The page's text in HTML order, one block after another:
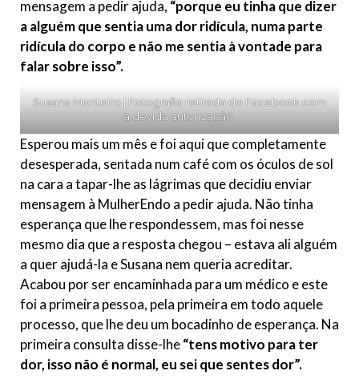
mensagem a pedir ajuda, “porque eu tinha que dizer
a alguém que sentia uma dor ridícula, numa parte
ridícula do corpo e não me sentia à vontade para
falar sobre isso”.
Susana Monteiro | Fotografia retirada do Facebook com
a devida autorização.
Esperou mais um mês e foi aqui que completamente
desesperada, sentada num café com os óculos de sol
na cara a tapar-lhe as lágrimas que decidiu enviar
mensagem à MulherEndo a pedir ajuda. Não tinha
esperança que lhe respondessem, mas foi nesse
mesmo dia que a resposta chegou – estava ali alguém
a quer ajudá-la e Susana nem queria acreditar.
Acabou por ser encaminhada para um médico e este
foi a primeira pessoa, pela primeira em todo aquele
processo, que lhe deu um bocadinho de esperança. Na
primeira consulta disse-lhe“tens motivo para ter
dor, isso não é normal, eu sei que sentes dor”.